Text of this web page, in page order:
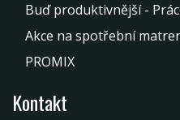
Buď produktivnější -
Akce na spotřební
PROMIX
Kontakt